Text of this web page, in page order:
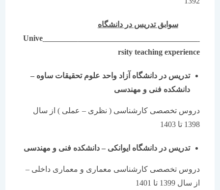
سوابق تدریس در دانشگاه
Unive
rsity teaching experience
تدریس در دانشگاه آزاد واحد علوم تحقیقات ساوه –
دانشکده فنی و مهندسی
دروس تخصصی کارشناسی ( نظری – عملی ) از سال
تدریس در دانشگاه ایوانکی– دانشکده فنی و مهندسی
دروس تخصصی کارشناسی معماری و معماری داخلی –
از سال 1399 تا 1401